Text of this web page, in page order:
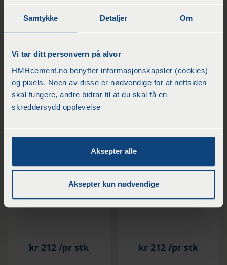
Samtykke Detaljer Om
Vi tar ditt personvern på alvor
HMHcement.no benytter informasjonskapsler (cookies)
og pixels. Noen av disse er nødvendige for at nettsiden
skal fungere, andre bidrar til at du skal få en
skreddersydd opplevelse
Aksepter alle
Aksepter kun nødvendige
Fiberduk kl. 2 bredde 5 m
lengde 110 m (rull 550
kr11515/rull
KJØP
Dren sadelgren 83/100-50
kr176 /Stk
høyre 50 mm
kr212/pr stk
venstre 110mm
kr 212 /pr stk